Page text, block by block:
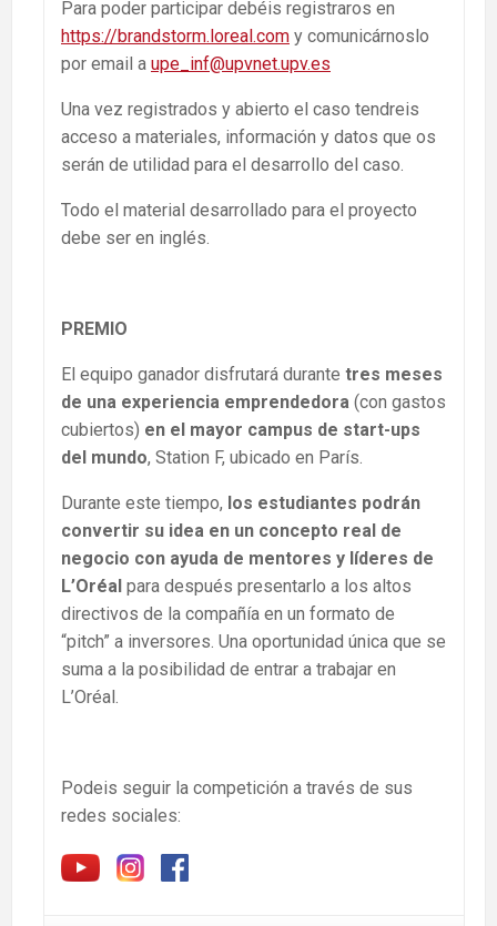
Para poder participar debéis registraros en
https://brandstorm.loreal.com y comunicárnoslo
por email a upe_inf@upvnet.upv.es
Una vez registrados y abierto el caso tendreis
acceso a materiales, información y datos que os
serán de utilidad para el desarrollo del caso.
Todo el material desarrollado para el proyecto
debe ser en inglés.
PREMIO
El equipo ganador disfrutará durante tres meses
de una experiencia emprendedora (con gastos
cubiertos) en el mayor campus de start-ups
del mundo, Station F, ubicado en París.
Durante este tiempo, los estudiantes podrán
convertir su idea en un concepto real de
negocio con ayuda de mentores y líderes de
L’Oréal para después presentarlo a los altos
directivos de la compañía en un formato de
“pitch” a inversores. Una oportunidad única que se
suma a la posibilidad de entrar a trabajar en
L’Oréal.
Podeis seguir la competición a través de sus
redes sociales: